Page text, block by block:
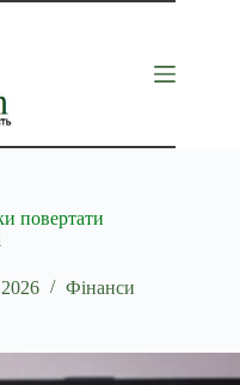
повертати
Фінанси